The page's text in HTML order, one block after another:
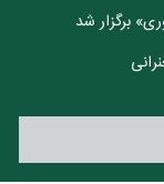
برگزار شد